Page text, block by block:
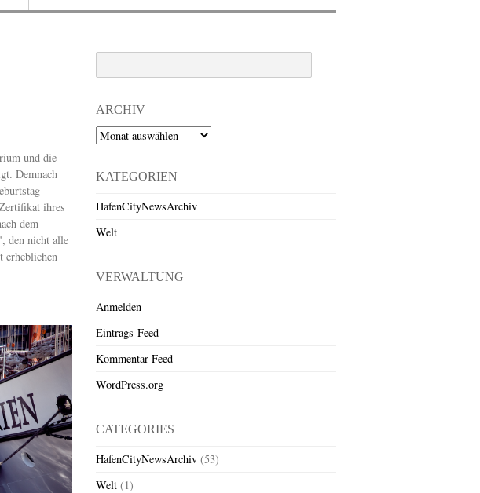
und die
Demnach
ihres
dem
den nicht alle
erheblichen
ARCHIV
Archiv
KATEGORIEN
HafenCityNewsArchiv
Welt
VERWALTUNG
Anmelden
Eintrags-Feed
Kommentar-Feed
WordPress.org
CATEGORIES
HafenCityNewsArchiv (53)
Welt (1)